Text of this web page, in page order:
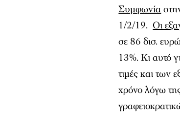
Συμφωνία
1/2/19. Οι
σε 86 δισ.
13%. Κι αυτό
τιμές και των
χρόνο λόγω